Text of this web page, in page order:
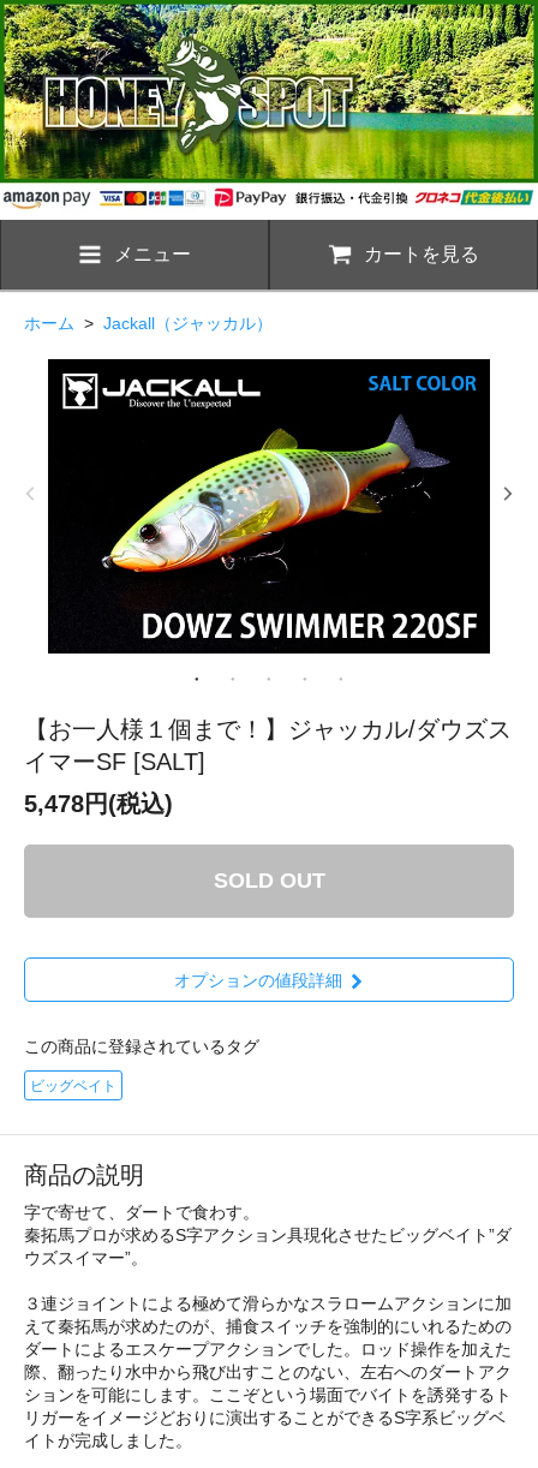
メニュー カートを見る
ホーム > Jackall（ジャッカル）
【お一人様１個まで！】ジャッカル/ダウズス
イマーSF [SALT]
5,478円(税込)
SOLD OUT
オプションの値段詳細
この商品に登録されているタグ
ビッグベイト
商品の説明
字で寄せて、ダートで食わす。
秦拓馬プロが求めるS字アクション具現化させたビッグベイト”ダ
ウズスイマー”。
３連ジョイントによる極めて滑らかなスラロームアクションに加
えて秦拓馬が求めたのが、捕食スイッチを強制的にいれるための
ダートによるエスケープアクションでした。ロッド操作を加えた
際、翻ったり水中から飛び出すことのない、左右へのダートアク
ションを可能にします。ここぞという場面でバイトを誘発するト
リガーをイメージどおりに演出することができるS字系ビッグベ
イトが完成しました。